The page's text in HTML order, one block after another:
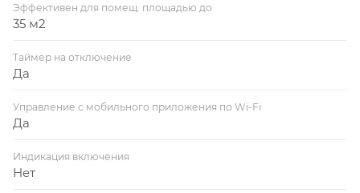
Эффективен для помещ. площадью до
35 м2
Таймер на отключение
Да
Управление c мобильного приложения по Wi-Fi
Да
Индикация включения
Нет